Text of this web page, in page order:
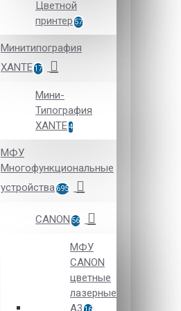
Цветной
принтер 57
Минитипография
XANTE17
Мини-
Типография
XANTE4
МФУ
Многофункциональные
устройства695
CANON 56
МФУ
CANON
цветные
лазерные
А3